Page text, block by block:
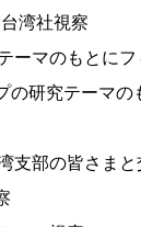
湾社視察
ーマのもとに
の研究テーマの
支部の皆さま